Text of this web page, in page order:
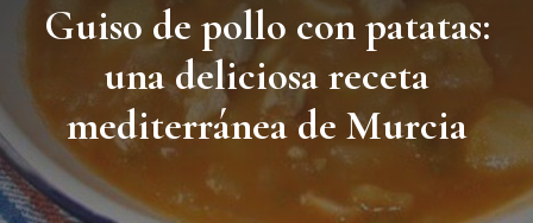
Guiso de pollo con patatas:
una deliciosa receta
mediterránea de Murcia